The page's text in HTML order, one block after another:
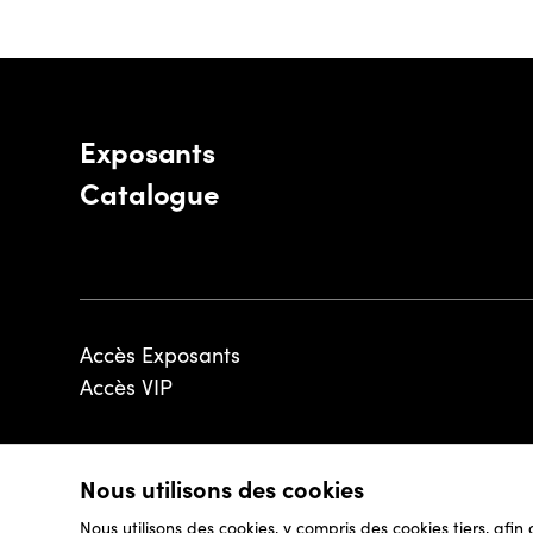
Nous utilisons des cookies
Nous utilisons des cookies, y compris des cookies tiers,
Exposants
Catalogue
Accès Exposants
Accès VIP
© 2026 - Luxembourg Art Week S.A.